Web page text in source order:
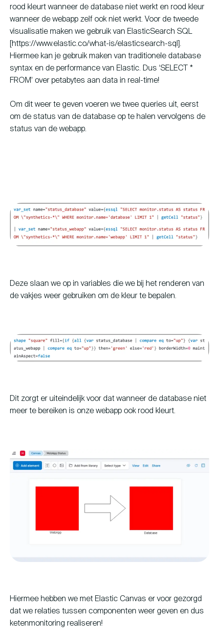
rood kleurt wanneer de database niet werkt en rood kleur
wanneer de webapp zelf ook niet werkt. Voor de tweede
visualisatie maken we gebruik van ElasticSearch SQL
[https://www.elastic.co/what-is/elasticsearch-sql].
Hiermee kan je gebruik maken van traditionele database
syntax en de performance van Elastic. Dus ‘SELECT *
FROM’ over petabytes aan data in real-time!
Om dit weer te geven voeren we twee queries uit, eerst
om de status van de database op te halen vervolgens de
status van de webapp.
Deze slaan we op in variables die we bij het renderen van
de vakjes weer gebruiken om de kleur te bepalen.
Dit zorgt er uiteindelijk voor dat wanneer de database niet
meer te bereiken is onze webapp ook rood kleurt.
Hiermee hebben we met Elastic Canvas er voor gezorgd
dat we relaties tussen componenten weer geven en dus
ketenmonitoring realiseren!